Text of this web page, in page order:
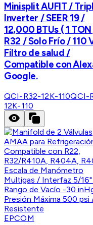
Minisplit AUFIT /
Inverter / SEER 19 /
12,000 BTUs ( 1
R32 / Solo Frío / 110
Filtro de salud /
Compatible con
Google.
QCI-R32-12K-110QCI-
12K-110
EPCOM